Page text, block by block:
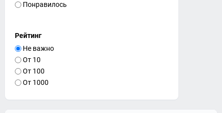
Понравилось
Рейтинг
Не важно
От 10
От 100
От 1000